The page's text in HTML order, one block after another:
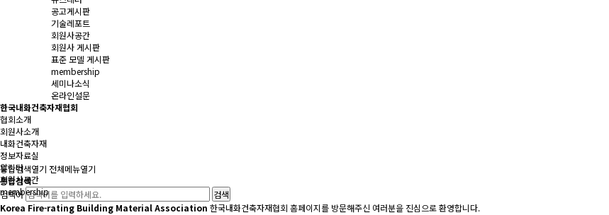
공고게시판
기술레포트
회원사공간
회원사 게시판
표준 모델 게시판
membership
세미나소식
온라인설문
한국내화건축자재협회
협회소개
회원사소개
내화건축자재
정보자료실
알림터
회원사공간
membership
통합검색열기 전체메뉴열기
통합검색
검색어
Korea Fire-rating Building Material Association 한국내화건축자재협회 홈페이지를 방문해주신 여러분을 진심으로 환영합니다.